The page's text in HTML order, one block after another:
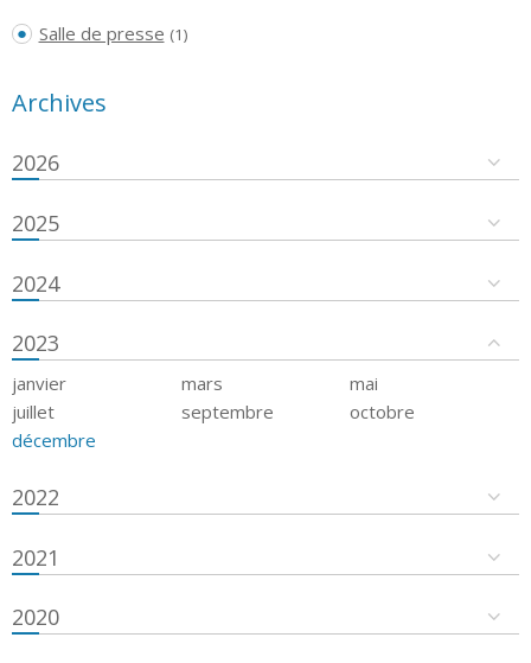
Salle de presse (1)
Archives
2026
2025
2024
2023
janvier mars
mai
juillet
septembre
octobre
décembre
2022
2021
2020